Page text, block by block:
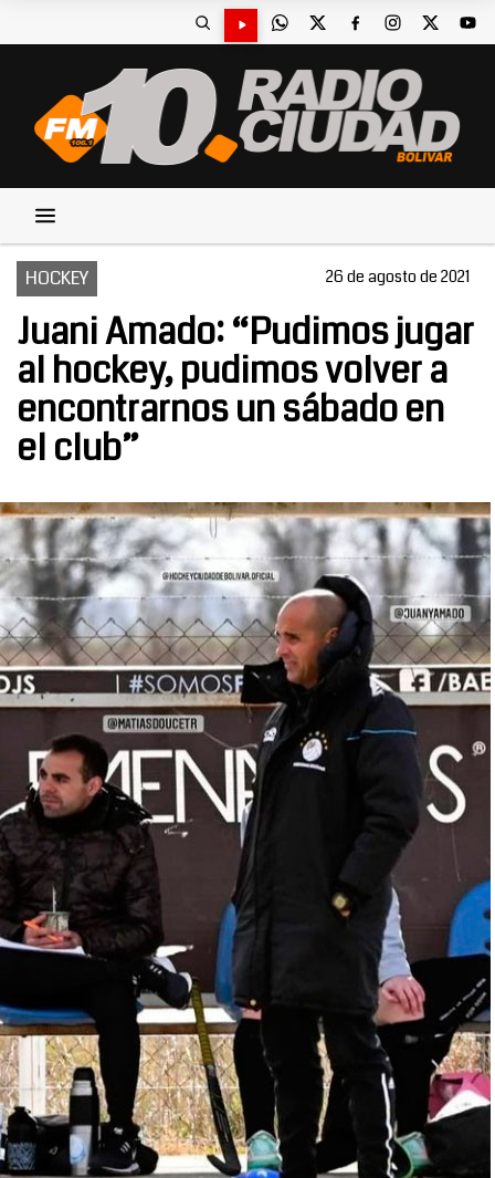
HOCKEY 26 de agosto de 2021
Juani Amado: “Pudimos jugar
al hockey, pudimos volver a
encontrarnos un sábado en
el club”